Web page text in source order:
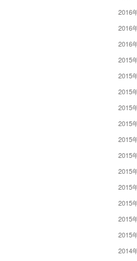
2016
2016
2016
2015
2015
2015
2015
2015
2015
2015
2015
2015
2015
2015
2015
2014